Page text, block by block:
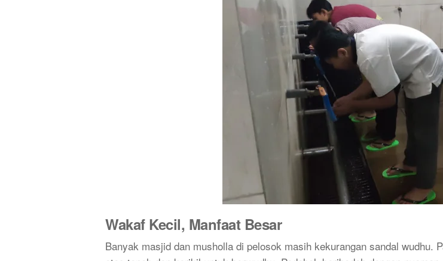
Wakaf Kecil, Manfaat Besar
Banyak masjid dan musholla di pelosok masih kekurangan sandal wudhu.